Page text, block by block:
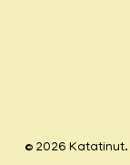
© 2026 Katatinut.